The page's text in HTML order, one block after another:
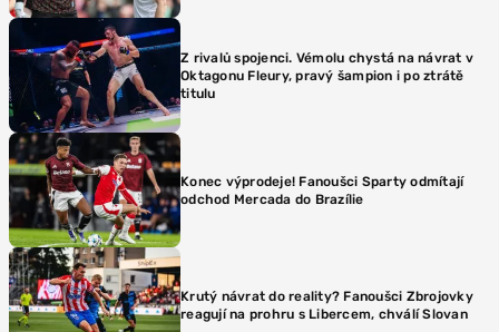
Z rivalů spojenci. Vémolu chystá na návrat v
Oktagonu Fleury, pravý šampion i po ztrátě
titulu
Konec výprodeje! Fanoušci Sparty odmítají
odchod Mercada do Brazílie
Krutý návrat do reality? Fanoušci Zbrojovky
reagují na prohru s Libercem, chválí Slovan